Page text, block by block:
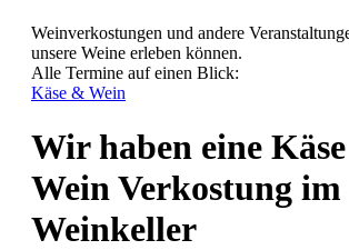
Weinverkostungen und andere
unsere Weine erleben können.
Alle Termine auf einen Blick:
Käse & Wein
Wir haben eine
Wein Verkostung im
Weinkeller